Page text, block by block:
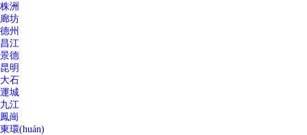
株洲
廊坊
德州
昌江
景德
昆明
大石
運城
九江
鳳崗
東環(huán)